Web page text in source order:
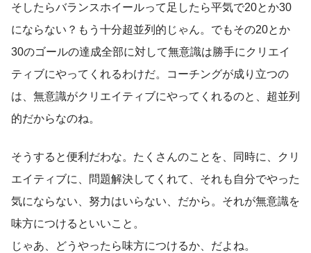
そしたらバランスホイールって足したら平気で20とか30
にならない？もう十分超並列的じゃん。でもその20とか
30のゴールの達成全部に対して無意識は勝手にクリエイ
ティブにやってくれるわけだ。コーチングが成り立つの
は、無意識がクリエイティブにやってくれるのと、超並列
的だからなのね。
そうすると便利だわな。たくさんのことを、同時に、クリ
エイティブに、問題解決してくれて、それも自分でやった
気にならない、努力はいらない、だから。それが無意識を
味方につけるといいこと。
じゃあ、どうやったら味方につけるか、だよね。